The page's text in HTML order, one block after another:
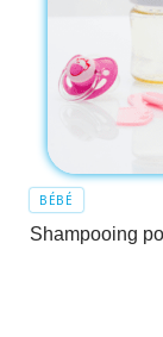
BÉBÉ
Shampooing